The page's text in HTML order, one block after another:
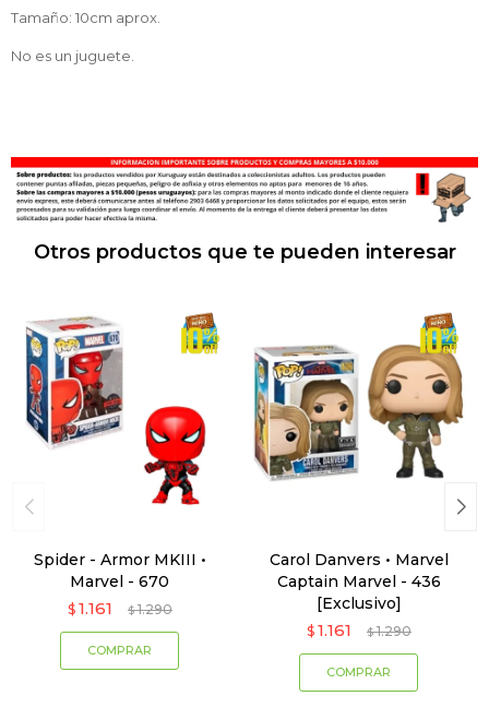
Tamaño: 10cm aprox.
No es un juguete.
Otros productos que te pueden interesar
Spider - Armor MKIII •
Marvel - 670
$ 1.161 $ 1.290
Carol Danvers • Marvel
Captain Marvel - 436
[Exclusivo]
$ 1.161 $ 1.290